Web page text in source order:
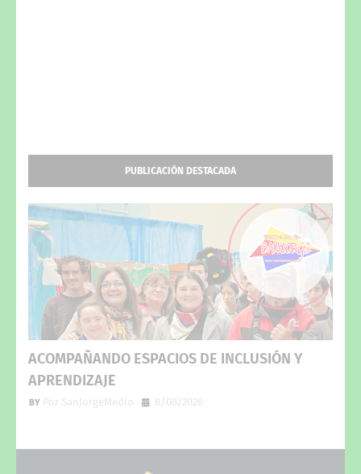
PUBLICACIÓN DESTACADA
ACOMPAÑANDO ESPACIOS DE INCLUSIÓN Y
APRENDIZAJE
Por SanJorgeMedio 8/08/2026